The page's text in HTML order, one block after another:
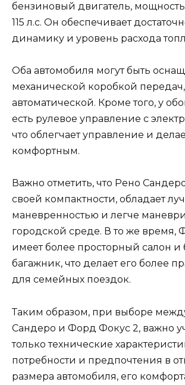
бензиновый двигатель,
115 л.с. Он обеспечивает
динамику и уровень расхода
Оба автомобиля могут быть
механической коробкой передач,
автоматической. Кроме того, у
есть рулевое управление с
что облегчает управление и
комфортным.
Важно отметить, что Рено
своей компактности, обладает
маневренностью и легче
городской среде. В то же время,
имеет более просторный салон
багажник, что делает его более
для семейных поездок.
Таким образом, при выборе
Сандеро и Форд Фокус 2, важно
только технические
потребности и предпочтения в
размера автомобиля, его